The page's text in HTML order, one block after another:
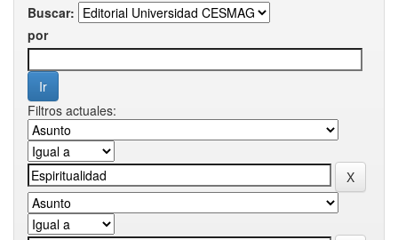
Buscar:
por
Filtros actuales: